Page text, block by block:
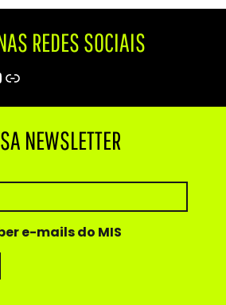
REDES SOCIAIS
Trip Advisor
NEWSLETTER
e-mails do MIS